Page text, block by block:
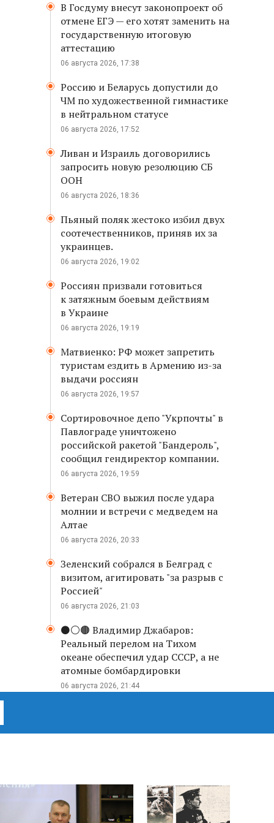
В Госдуму внесут законопроект об
отмене ЕГЭ — его хотят заменить на
государственную итоговую
аттестацию
06 августа 2026, 17:38
Россию и Беларусь допустили до
ЧМ по художественной гимнастике
в нейтральном статусе
06 августа 2026, 17:52
Ливан и Израиль договорились
запросить новую резолюцию СБ
ООН
06 августа 2026, 18:36
Пьяный поляк жестоко избил двух
соотечественников, приняв их за
украинцев.
06 августа 2026, 19:02
Россиян призвали готовиться
к затяжным боевым действиям
в Украине
06 августа 2026, 19:19
Матвиенко: РФ может запретить
туристам ездить в Армению из-за
выдачи россиян
06 августа 2026, 19:57
Сортировочное депо "Укрпочты" в
Павлограде уничтожено
российской ракетой "Бандероль",
сообщил гендиректор компании.
06 августа 2026, 19:59
Ветеран СВО выжил после удара
молнии и встречи с медведем на
Алтае
06 августа 2026, 20:33
Зеленский собрался в Белград с
визитом, агитировать "за разрыв с
Россией"
06 августа 2026, 21:03
⚫️⚪️🟤 Владимир Джабаров:
Реальный перелом на Тихом
океане обеспечил удар СССР, а не
атомные бомбардировки
06 августа 2026, 21:44